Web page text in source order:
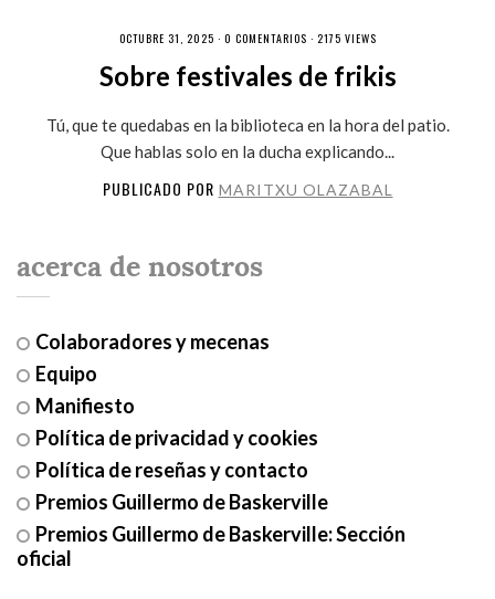
OCTUBRE 31, 2025 · 0 COMENTARIOS · 2175 VIEWS
Sobre festivales de frikis
Tú, que te quedabas en la biblioteca en la hora del patio.
Que hablas solo en la ducha explicando...
PUBLICADO POR MARITXU OLAZABAL
acerca de nosotros
Colaboradores y mecenas
Equipo
Manifiesto
Política de privacidad y cookies
Política de reseñas y contacto
Premios Guillermo de Baskerville
Premios Guillermo de Baskerville: Sección
oficial